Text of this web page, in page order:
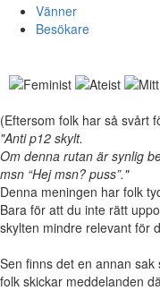
Vänner
Besökare
(Eftersom folk har så svårt
"Anti p12 skylt.
Om denna rutan är synlig
msn “Hej msn? puss”."
Denna meningen har folk
Bara för att du inte rätt
skylten mindre relevant för
Sen finns det en annan
folk skickar meddelanden